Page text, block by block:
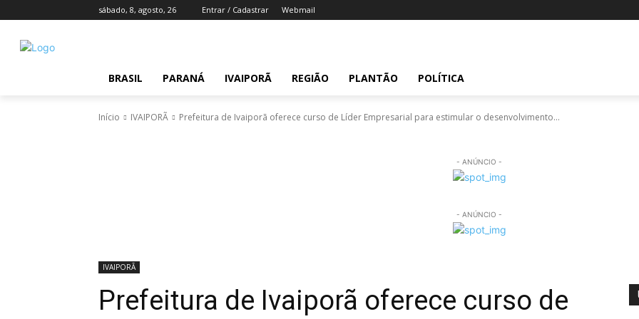
sábado, 8, agosto, 26 Entrar / Cadastrar Webmail
BRASIL PARANÁ IVAIPORÃ REGIÃO PLANTÃO POLÍTICA
Início IVAIPORÃ Prefeitura de Ivaiporã oferece curso de Líder Empresarial para estimular o desenvolvimento...
- ANÚNCIO -
- ANÚNCIO -
IVAIPORÃ
Prefeitura de Ivaiporã oferece curso de